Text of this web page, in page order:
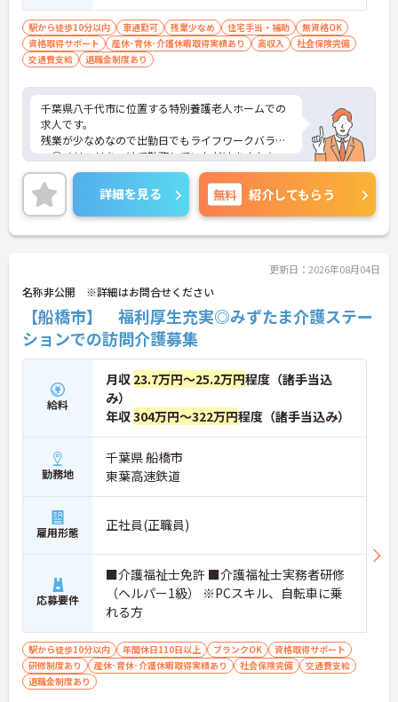
駅から徒歩10分以内 車通勤可 残業少なめ 住宅手当・補助
無資格OK
資格取得サポート
産休･育休･介護休暇取得実績あり 高収入
社会保険完備
交通費支給
退職金制度あり
千葉県八千代市に位置する特別養護老人ホームでの
求人です。
残業が少なめなので出勤日でもライフワークバラン
ス◎メリハリをつけて勤務していただけますよ★
資格取得支援制度も整っており、どんどんスキルア
ップした方にもオススメの求人！
また育児休暇取得実績があり、小さなお子様がいら
っしゃる方に理解があるので安心して働いて頂ける
環境です。
詳細をお話しいたしますのでお気軽にご相談くださ
詳細を見る 無料 紹介してもらう
更新日：2026年08月04日
名称非公開 ※詳細はお問合せください
【船橋市】 福利厚生充実◎みずたま介護ステー
ションでの訪問介護募集
給料
月収 23.7万円～25.2万円程度（諸手当込
み）
年収304万円～322万円程度（諸手当込み）
勤務地
千葉県 船橋市
東葉高速鉄道
雇用形態 正社員(正職員)
応募要件
■介護福祉士免許 ■介護福祉士実務者研修
（ヘルパー1級） ※PCスキル、自転車に乗
れる方
駅から徒歩10分以内 年間休日110日以上 ブランクOK
資格取得サポート
研修制度あり
産休･育休･介護休暇取得実績あり 社会保険完備
交通費支給
退職金制度あり